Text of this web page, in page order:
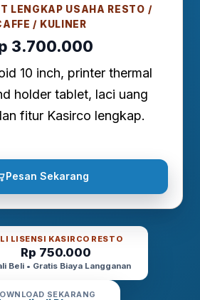
LENGKAP USAHA RESTO /
/ KULINER
3.700.000
10 inch, printer thermal
holder tablet, laci uang
fitur Kasirco lengkap.
Pesan Sekarang
LISENSI KASIRCO RESTO
Rp 750.000
Beli • Gratis Biaya Langganan
SEKARANG